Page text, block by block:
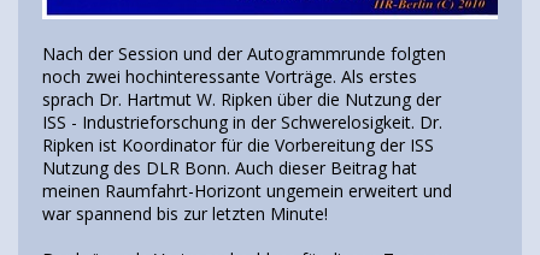
Nach der Session und der Autogrammrunde folgten
noch zwei hochinteressante Vorträge. Als erstes
sprach Dr. Hartmut W. Ripken über die Nutzung der
ISS - Industrieforschung in der Schwerelosigkeit. Dr.
Ripken ist Koordinator für die Vorbereitung der ISS
Nutzung des DLR Bonn. Auch dieser Beitrag hat
meinen Raumfahrt-Horizont ungemein erweitert und
war spannend bis zur letzten Minute!